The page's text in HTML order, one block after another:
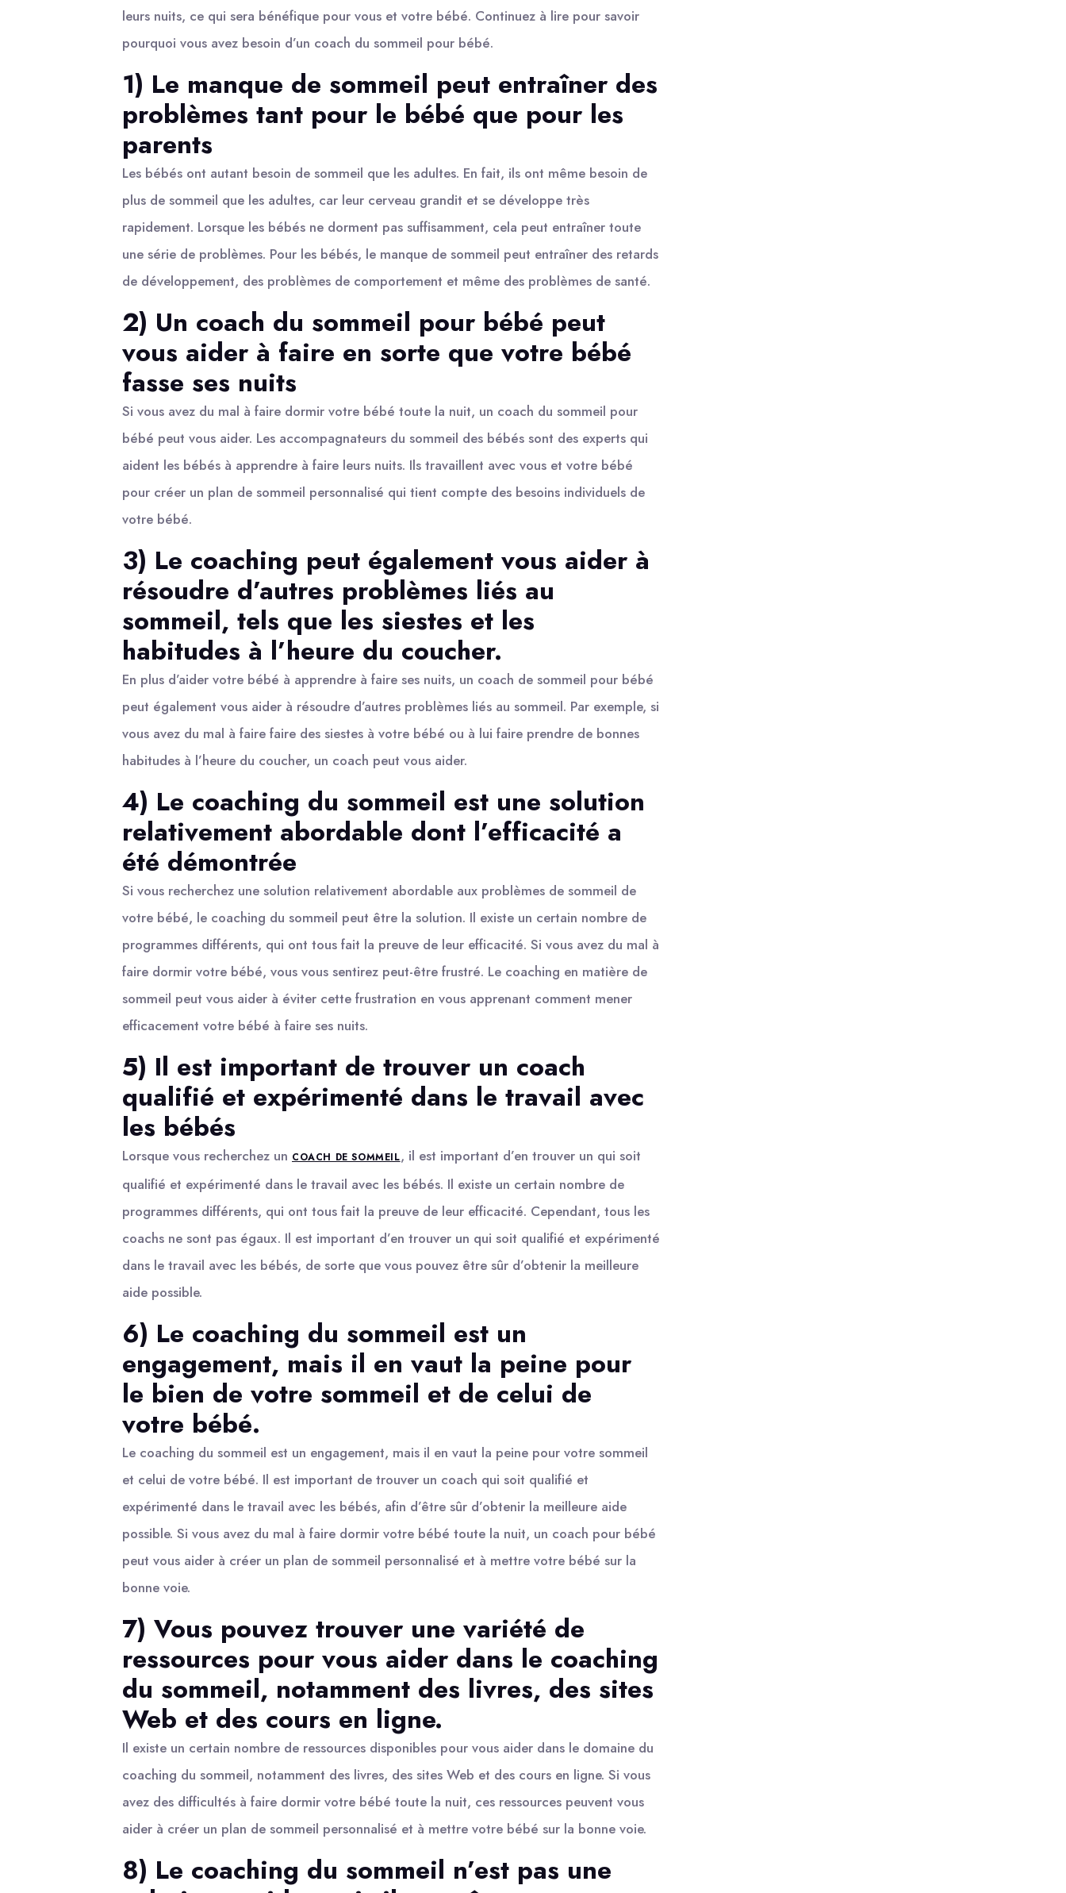
leurs nuits, ce qui sera bénéfique pour vous et votre bébé. Continuez à lire pour savoir
pourquoi vous avez besoin d’un coach du sommeil pour bébé.
1) Le manque de sommeil peut entraîner des
problèmes tant pour le bébé que pour les
parents
Les bébés ont autant besoin de sommeil que les adultes. En fait, ils ont même besoin de
plus de sommeil que les adultes, car leur cerveau grandit et se développe très
rapidement. Lorsque les bébés ne dorment pas suffisamment, cela peut entraîner toute
une série de problèmes. Pour les bébés, le manque de sommeil peut entraîner des retards
de développement, des problèmes de comportement et même des problèmes de santé.
2) Un coach du sommeil pour bébé peut
vous aider à faire en sorte que votre bébé
fasse ses nuits
Si vous avez du mal à faire dormir votre bébé toute la nuit, un coach du sommeil pour
bébé peut vous aider. Les accompagnateurs du sommeil des bébés sont des experts qui
aident les bébés à apprendre à faire leurs nuits. Ils travaillent avec vous et votre bébé
pour créer un plan de sommeil personnalisé qui tient compte des besoins individuels de
votre bébé.
3) Le coaching peut également vous aider à
résoudre d’autres problèmes liés au
sommeil, tels que les siestes et les
habitudes à l’heure du coucher.
En plus d’aider votre bébé à apprendre à faire ses nuits, un coach de sommeil pour bébé
peut également vous aider à résoudre d’autres problèmes liés au sommeil. Par exemple, si
vous avez du mal à faire faire des siestes à votre bébé ou à lui faire prendre de bonnes
habitudes à l’heure du coucher, un coach peut vous aider.
4) Le coaching du sommeil est une solution
relativement abordable dont l’efficacité a
été démontrée
Si vous recherchez une solution relativement abordable aux problèmes de sommeil de
votre bébé, le coaching du sommeil peut être la solution. Il existe un certain nombre de
programmes différents, qui ont tous fait la preuve de leur efficacité. Si vous avez du mal à
faire dormir votre bébé, vous vous sentirez peut-être frustré. Le coaching en matière de
sommeil peut vous aider à éviter cette frustration en vous apprenant comment mener
efficacement votre bébé à faire ses nuits.
5) Il est important de trouver un coach
qualifié et expérimenté dans le travail avec
les bébés
Lorsque vous recherchez un COACH DE SOMMEIL, il est important d’en trouver un qui soit
qualifié et expérimenté dans le travail avec les bébés. Il existe un certain nombre de
programmes différents, qui ont tous fait la preuve de leur efficacité. Cependant, tous les
coachs ne sont pas égaux. Il est important d’en trouver un qui soit qualifié et expérimenté
dans le travail avec les bébés, de sorte que vous pouvez être sûr d’obtenir la meilleure
aide possible.
6) Le coaching du sommeil est un
engagement, mais il en vaut la peine pour
le bien de votre sommeil et de celui de
votre bébé.
Le coaching du sommeil est un engagement, mais il en vaut la peine pour votre sommeil
et celui de votre bébé. Il est important de trouver un coach qui soit qualifié et
expérimenté dans le travail avec les bébés, afin d’être sûr d’obtenir la meilleure aide
possible. Si vous avez du mal à faire dormir votre bébé toute la nuit, un coach pour bébé
peut vous aider à créer un plan de sommeil personnalisé et à mettre votre bébé sur la
bonne voie.
7) Vous pouvez trouver une variété de
ressources pour vous aider dans le coaching
du sommeil, notamment des livres, des sites
Web et des cours en ligne.
Il existe un certain nombre de ressources disponibles pour vous aider dans le domaine du
coaching du sommeil, notamment des livres, des sites Web et des cours en ligne. Si vous
avez des difficultés à faire dormir votre bébé toute la nuit, ces ressources peuvent vous
aider à créer un plan de sommeil personnalisé et à mettre votre bébé sur la bonne voie.
8) Le coaching du sommeil n’est pas une